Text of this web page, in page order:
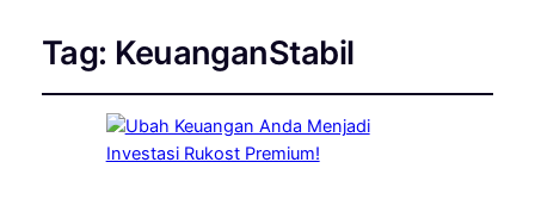
Tag: KeuanganStabil